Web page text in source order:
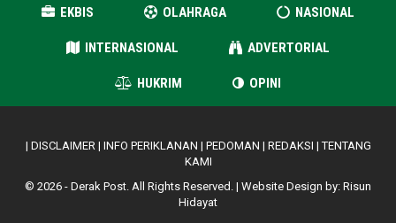
EKBIS OLAHRAGA NASIONAL
INTERNASIONAL ADVERTORIAL
HUKRIM OPINI
| DISCLAIMER | INFO PERIKLANAN | PEDOMAN | REDAKSI |TENTANG
KAMI
© 2026 - Derak Post. All Rights Reserved. | Website Design by: Risun
Hidayat